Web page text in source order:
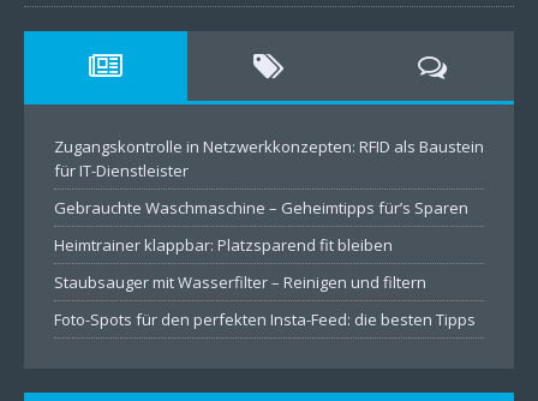
Zugangskontrolle in Netzwerkkonzepten: RFID als Baustein
für IT-Dienstleister
Gebrauchte Waschmaschine – Geheimtipps für’s Sparen
Heimtrainer klappbar: Platzsparend fit bleiben
Staubsauger mit Wasserfilter – Reinigen und filtern
Foto-Spots für den perfekten Insta-Feed: die besten Tipps